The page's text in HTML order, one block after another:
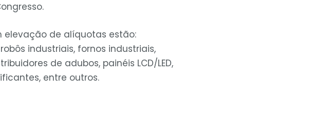
elevação de alíquotas estão:
industriais, fornos industriais,
de adubos, painéis LCD/LED,
entre outros.